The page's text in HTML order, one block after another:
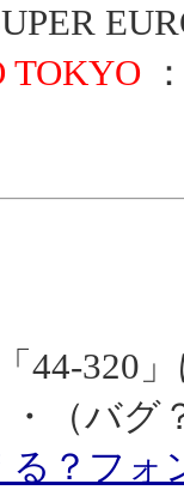
TOKYO
44-320
・（バグ
る？フ